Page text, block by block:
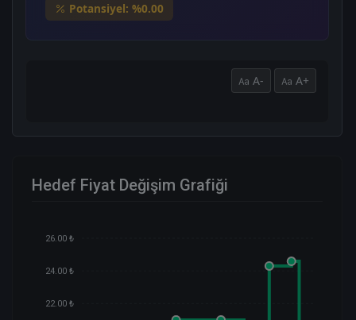
Potansiyel: %0.00
A- A+
Hedef Fiyat Değişim Grafiği
26.00 ₺
24.00 ₺
22.00 ₺